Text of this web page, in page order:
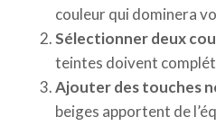
couleur qui dominera
Sélectionner deux
teintes doivent
Ajouter des touches
beiges apportent de